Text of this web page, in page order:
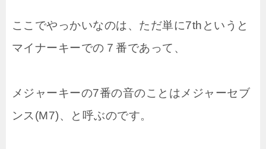
ここでやっかいなのは、ただ単に7thというと
マイナーキーでの７番であって、
メジャーキーの7番の音のことはメジャーセブ
ンス(M7)、と呼ぶのです。